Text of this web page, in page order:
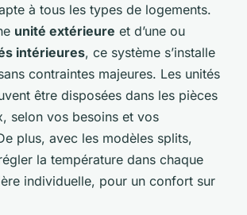
à tous les types de logements.
unité extérieure et d’une ou
intérieures, ce système s’installe
contraintes majeures. Les unités
être disposées dans les pièces
selon vos besoins et vos
plus, avec les modèles splits,
la température dans chaque
individuelle, pour un confort sur